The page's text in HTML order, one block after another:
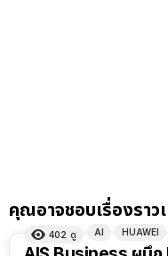
คุณอาจชอบเรื่องราว
402 ดู AI HUAWEI